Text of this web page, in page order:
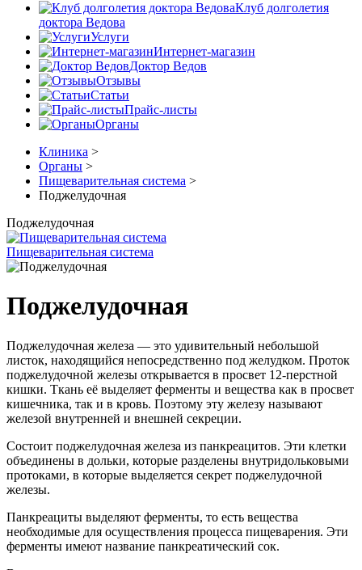
Клуб долголетия
доктора Ведова
Услуги
Интернет-магазин
Доктор Ведов
Отзывы
Статьи
Прайс-листы
Органы
Клиника >
Органы >
Пищеварительная система >
Поджелудочная
Поджелудочная
Пищеварительная система
Поджелудочная
Поджелудочная железа — это удивительный небольшой
листок, находящийся непосредственно под желудком. Проток
поджелудочной железы открывается в просвет 12-перстной
кишки. Ткань её выделяет ферменты и вещества как в просвет
кишечника, так и в кровь. Поэтому эту железу называют
железой внутренней и внешней секреции.
Состоит поджелудочная железа из панкреацитов. Эти клетки
объединены в дольки, которые разделены внутридольковыми
протоками, в которые выделяется секрет поджелудочной
железы.
Панкреациты выделяют ферменты, то есть вещества
необходимые для осуществления процесса пищеварения. Эти
ферменты имеют название панкреатический сок.